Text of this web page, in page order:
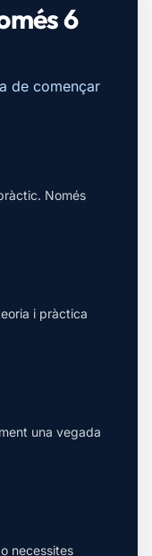
6
de començar
Només
i pràctica
una vegada
necessites